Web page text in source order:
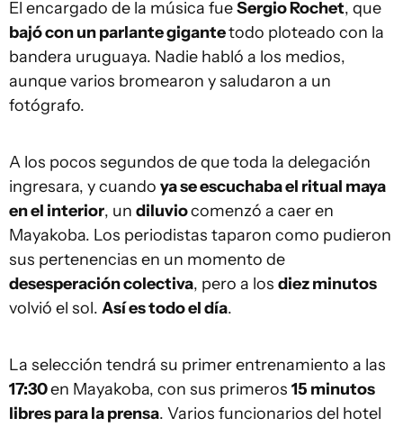
El encargado de la música fueSergio Rochet, que
bajó con un parlante gigantetodo ploteado con la
bandera uruguaya. Nadie habló a los medios,
aunque varios bromearon y saludaron a un
fotógrafo.
A los pocos segundos de que toda la delegación
ingresara, y cuando ya se escuchaba el ritual maya
en el interior, un diluviocomenzó a caer en
Mayakoba. Los periodistas taparon como pudieron
sus pertenencias en un momento de
desesperación colectiva, pero a los diez minutos
volvió el sol. Así es todo el día.
La selección tendrá su primer entrenamiento a las
17:30en Mayakoba, con sus primeros 15 minutos
libres para la prensa. Varios funcionarios del hotel